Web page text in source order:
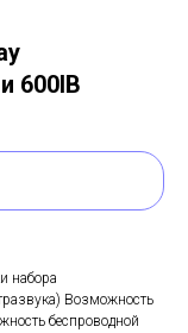
600IB
набора
Возможность
беспроводной